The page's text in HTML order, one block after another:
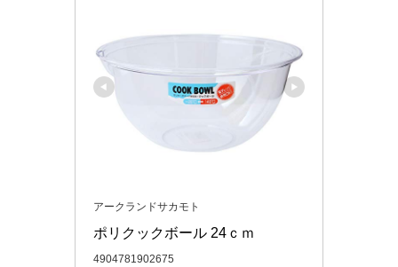
アークランドサカモト
ポリクックボール 24ｃｍ
4904781902675